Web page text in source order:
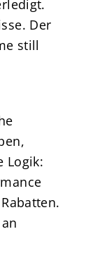
Der
still
Logik: